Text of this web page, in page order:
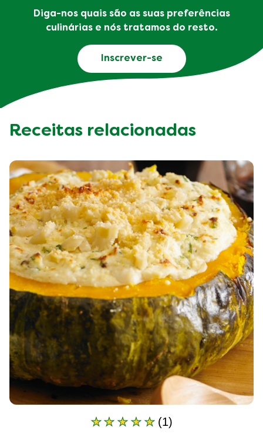
Diga-nos quais são as suas preferências
culinárias e nós tratamos do resto.
Inscrever-se
Receitas relacionadas
A
(1)